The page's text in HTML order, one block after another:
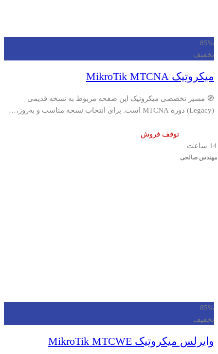
85%
تخفیف
میکروتیک MikroTik MTCNA
🧭 مسیر تخصصی میکروتیک این صفحه مربوط به نسخه قدیمی
(Legacy) دوره MTCNA است. برای انتخاب نسخه مناسب و به‌روز،…
توقف فروش
14 ساعت
مهندس صالحی
85%
تخفیف
وایرلس میکروتیک MikroTik MTCWE